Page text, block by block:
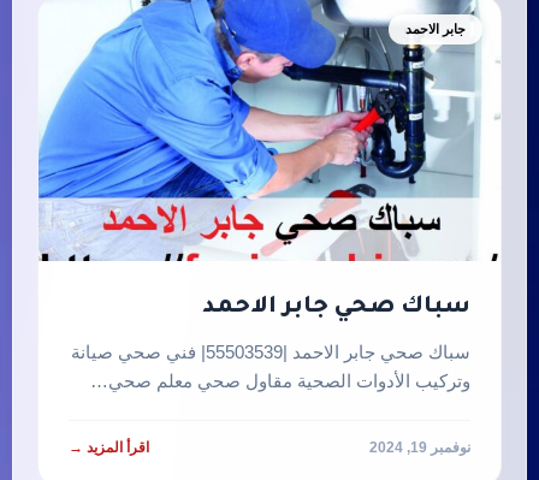
جابر الاحمد
سباك صحي جابر الاحمد
سباك صحي جابر الاحمد |55503539| فني صحي صيانة
وتركيب الأدوات الصحية مقاول صحي معلم صحي…
نوفمبر 19, 2024 اقرأ المزيد →